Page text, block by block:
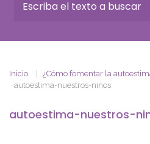
Inicio
¿Cómo fomentar la
autoestima-nuestros-ninos
autoestima-nuestros-